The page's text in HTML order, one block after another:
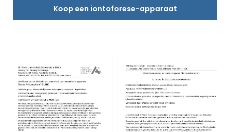
Koop een iontoforese-apparaat